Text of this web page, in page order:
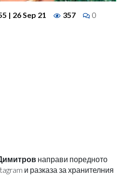
| 26 Sep 21 357 0
направи поредното
и разказа за хранителния